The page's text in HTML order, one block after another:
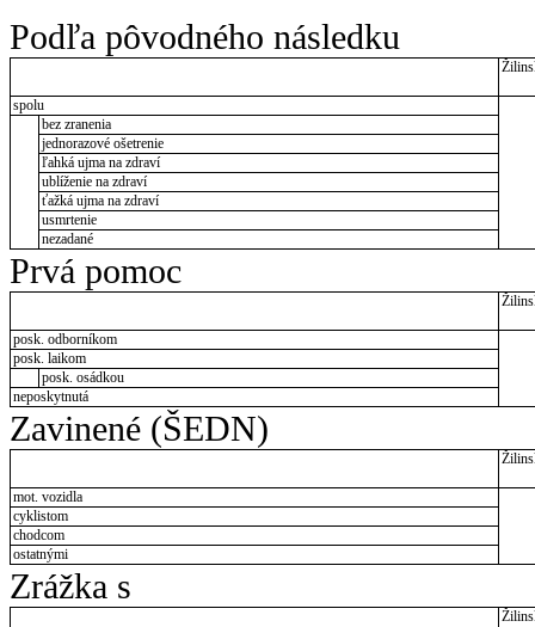
Podľa pôvodného následku
spolu
bez zranenia
jednorazové ošetrenie
ľahká ujma na zdraví
ublíženie na zdraví
ťažká ujma na zdraví
usmrtenie
nezadané
Prvá pomoc
posk. odborníkom
posk. laikom
posk. osádkou
neposkytnutá
Zavinené (ŠEDN)
mot. vozidla
cyklistom
chodcom
ostatnými
Zrážka s